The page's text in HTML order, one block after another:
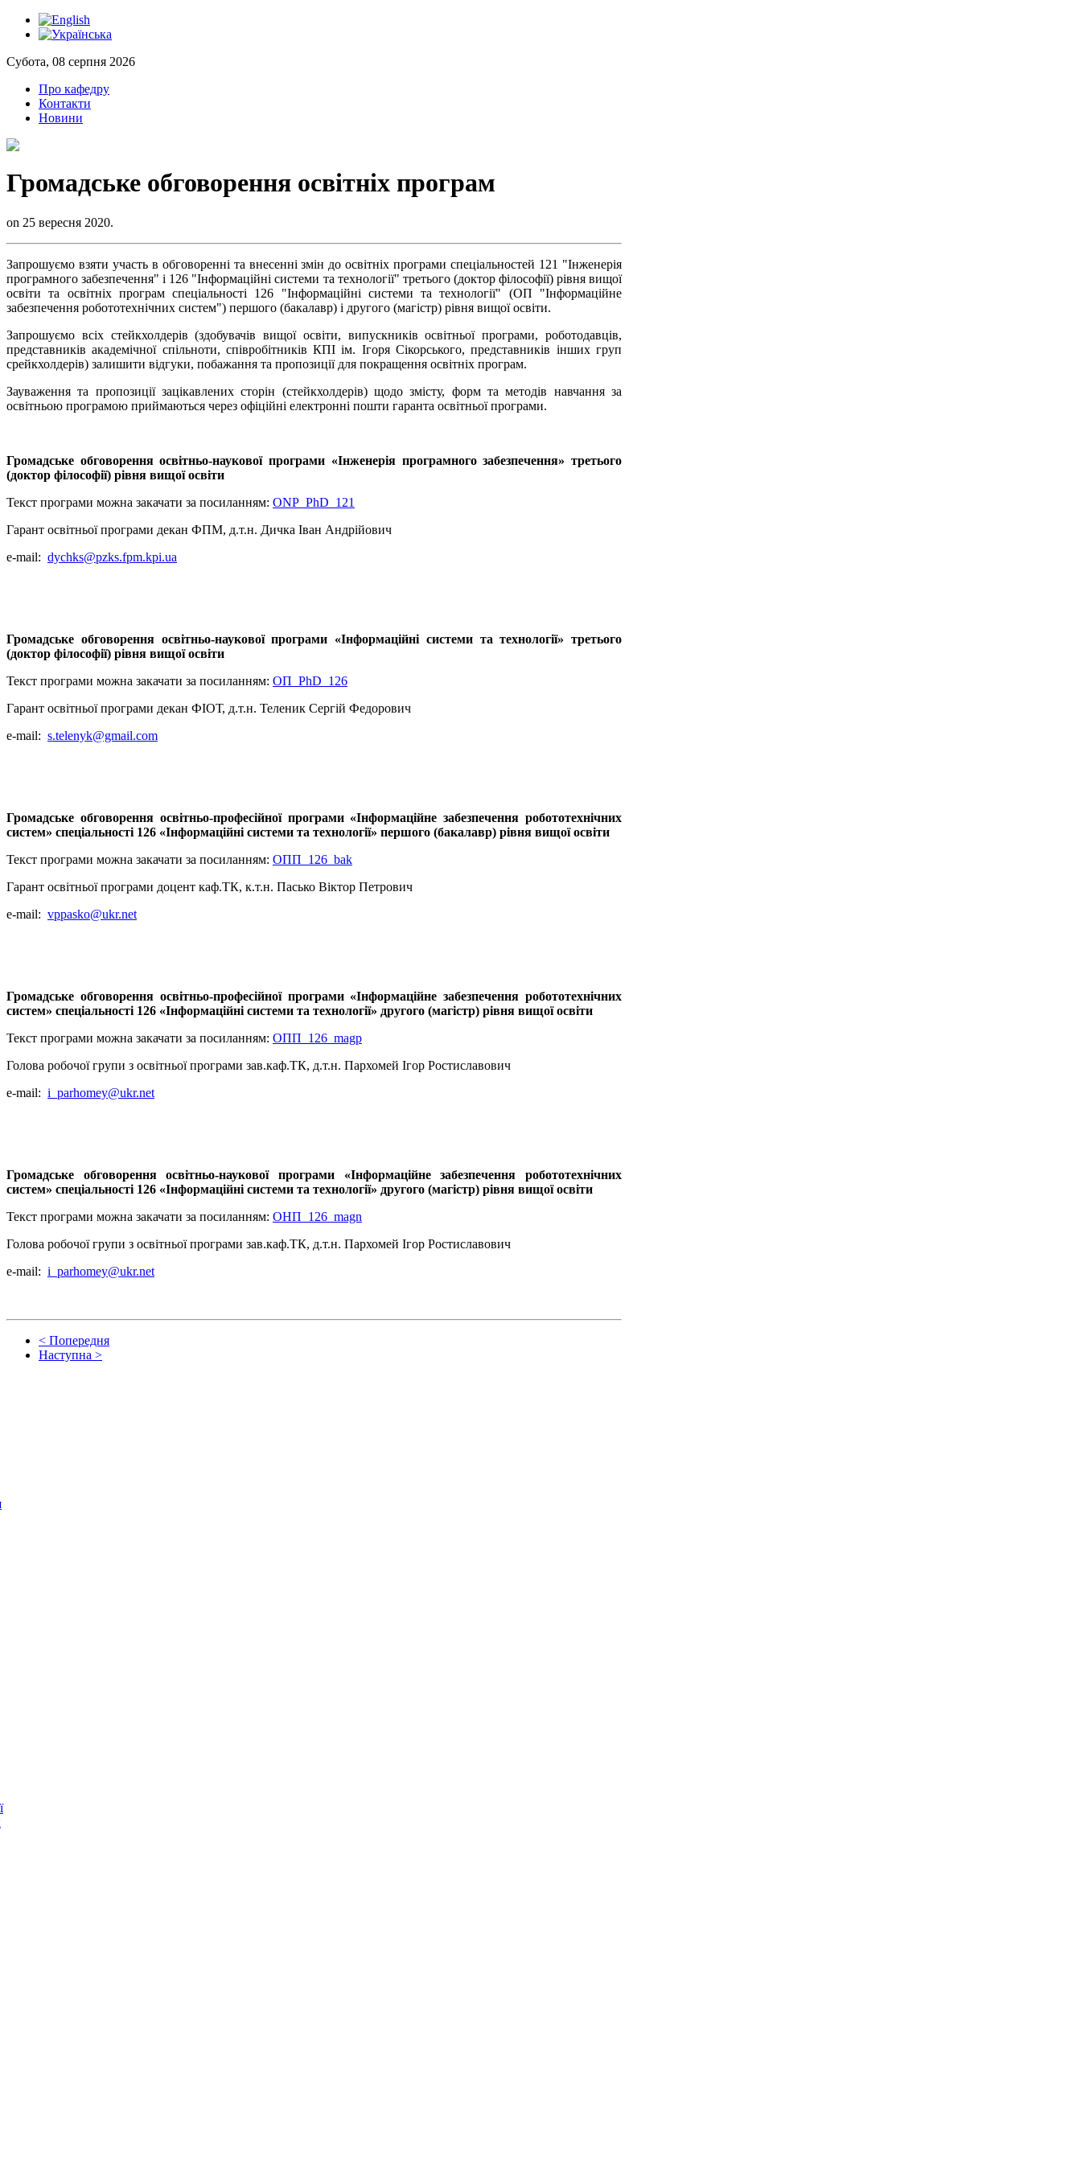
Субота, 08 серпня 2026
Про кафедру
Контакти
Новини
Громадське обговорення освітніх програм
on 25 вересня 2020.
Запрошуємо взяти участь в обговоренні та внесенні змін до освітніх програми спеціальностей 121 "Інженерія
програмного забезпечення" і 126 "Інформаційні системи та технології" третього (доктор філософії) рівня вищої
освіти та освітніх програм спеціальності 126 "Інформаційні системи та технології" (ОП "Інформаційне
забезпечення робототехнічних систем") першого (бакалавр) і другого (магістр) рівня вищої освіти.
Запрошуємо всіх стейкхолдерів (здобувачів вищої освіти, випускників освітньої програми, роботодавців,
представників академічної спільноти, співробітників КПІ ім. Ігоря Сікорського, представників інших груп
срейкхолдерів) залишити відгуки, побажання та пропозиції для покращення освітніх програм.
Зауваження та пропозиції зацікавлених сторін (стейкхолдерів) щодо змісту, форм та методів навчання за
освітньою програмою приймаються через офіційні електронні пошти гаранта освітньої програми.
Громадське обговорення освітньо-наукової програми «Інженерія програмного забезпечення» третього
(доктор філософії) рівня вищої освіти
Текст програми можна закачати за посиланням: ONP_PhD_121
Гарант освітньої програми декан ФПМ, д.т.н. Дичка Іван Андрійович
e-mail: dychks@pzks.fpm.kpi.ua
Громадське обговорення освітньо-наукової програми «Інформаційні системи та технології» третього
(доктор філософії) рівня вищої освіти
Текст програми можна закачати за посиланням: ОП_PhD_126
Гарант освітньої програми декан ФІОТ, д.т.н. Теленик Сергій Федорович
e-mail: s.telenyk@gmail.com
Громадське обговорення освітньо-професійної програми «Інформаційне забезпечення робототехнічних
систем» спеціальності 126 «Інформаційні системи та технології» першого (бакалавр) рівня вищої освіти
Текст програми можна закачати за посиланням: ОПП_126_bak
Гарант освітньої програми доцент каф.ТК, к.т.н. Пасько Віктор Петрович
e-mail: vppasko@ukr.net
Громадське обговорення освітньо-професійної програми «Інформаційне забезпечення робототехнічних
систем» спеціальності 126 «Інформаційні системи та технології» другого (магістр) рівня вищої освіти
Текст програми можна закачати за посиланням: ОПП_126_magp
Голова робочої групи з освітньої програми зав.каф.ТК, д.т.н. Пархомей Ігор Ростиславович
e-mail: i_parhomey@ukr.net
Громадське обговорення освітньо-наукової програми «Інформаційне забезпечення робототехнічних
систем» спеціальності 126 «Інформаційні системи та технології» другого (магістр) рівня вищої освіти
Текст програми можна закачати за посиланням: ОНП_126_magn
Голова робочої групи з освітньої програми зав.каф.ТК, д.т.н. Пархомей Ігор Ростиславович
e-mail: i_parhomey@ukr.net
< Попередня
Наступна >